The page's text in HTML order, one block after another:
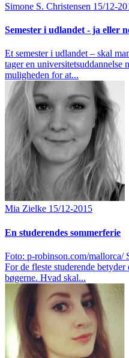
Simone S. Christensen 15/12-
Semester i udlandet - ja eller
Et semester i udlandet – skal
tager en universitetsuddannelse
muligheden for at...
Mia Zielke 15/12-2015
En studerendes sommerferie
Foto: p-robinson.com/mallorca/
For de fleste studerende
bøgerne. Hvad skal...